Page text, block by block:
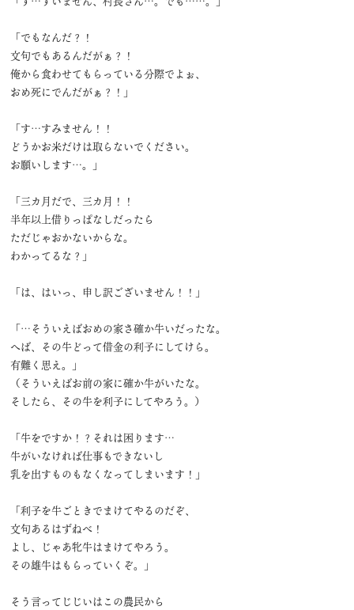
「でもなんだ？！
文句でもあるんだがぁ？！
俺から食わせてもらっている分際でよぉ、
おめ死にでんだがぁ？！」
「す…すみません！！
どうかお米だけは取らないでください。
お願いします…。」
「三カ月だで、三カ月！！
半年以上借りっぱなしだったら
ただじゃおかないからな。
わかってるな？」
「は、はいっ、申し訳ございません！！」
「…そういえばおめの家さ確か牛いだったな。
へば、その牛どって借金の利子にしてけら。
有難く思え。」
（そういえばお前の家に確か牛がいたな。
そしたら、その牛を利子にしてやろう。）
「牛をですか！？それは困ります…
牛がいなければ仕事もできないし
乳を出すものもなくなってしまいます！」
「利子を牛ごときでまけてやるのだぞ、
文句あるはずねべ！
よし、じゃあ牝牛はまけてやろう。
その雄牛はもらっていくぞ。」
そう言ってじじいはこの農民から